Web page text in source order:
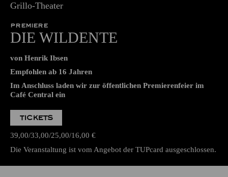
Grillo-Theater
PREMIERE
DIE WILDENTE
von Henrik Ibsen
Empfohlen ab 16 Jahren
Im Anschluss laden wir zur öffentlichen Premierenfeier im
Café Central ein
TICKETS
39,00 33,00 25,00 16,00 €
Die Veranstaltung ist vom Angebot der TUPcard ausgeschlossen.